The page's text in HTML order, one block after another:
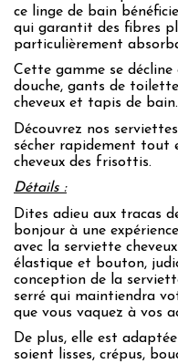
ce linge de bain
qui garantit des fibres
particulièrement
Cette gamme se
douche, gants de
cheveux et tapis de bain.
Découvrez nos
sécher rapidement tout
cheveux des frisottis.
Détails :
Dites adieu aux tracas
bonjour à une
avec la serviette
élastique et bouton,
conception de la
serré qui maintiendra
que vous vaquez à vos
De plus, elle est
soient lisses, crépus,